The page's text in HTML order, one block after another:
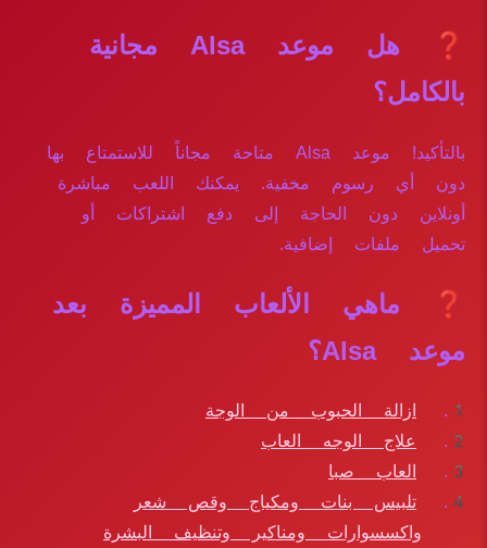
❓ هل موعد Alsa مجانية
بالكامل؟
بالتأكيد! موعد Alsa متاحة مجاناً للاستمتاع بها
دون أي رسوم مخفية. يمكنك اللعب مباشرة
أونلاين دون الحاجة إلى دفع اشتراكات أو
تحميل ملفات إضافية.
❓ ماهي الألعاب المميزة بعد
موعد Alsa؟
ازالة الحبوب من الوجة
علاج الوجه العاب
العاب صبا
تلبيس بنات ومكياج وقص شعر
واكسسوارات ومناكير وتنظيف البشرة